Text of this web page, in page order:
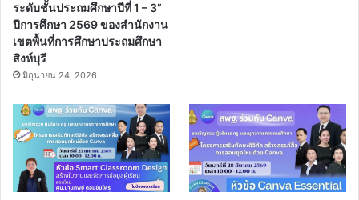
ระดับชั้นประถมศึกษาปีที่ 1 – 3”
ปีการศึกษา 2569 ของสำนักงาน
เขตพื้นที่การศึกษาประถมศึกษา
สิงห์บุรี
มิถุนายน 24, 2026